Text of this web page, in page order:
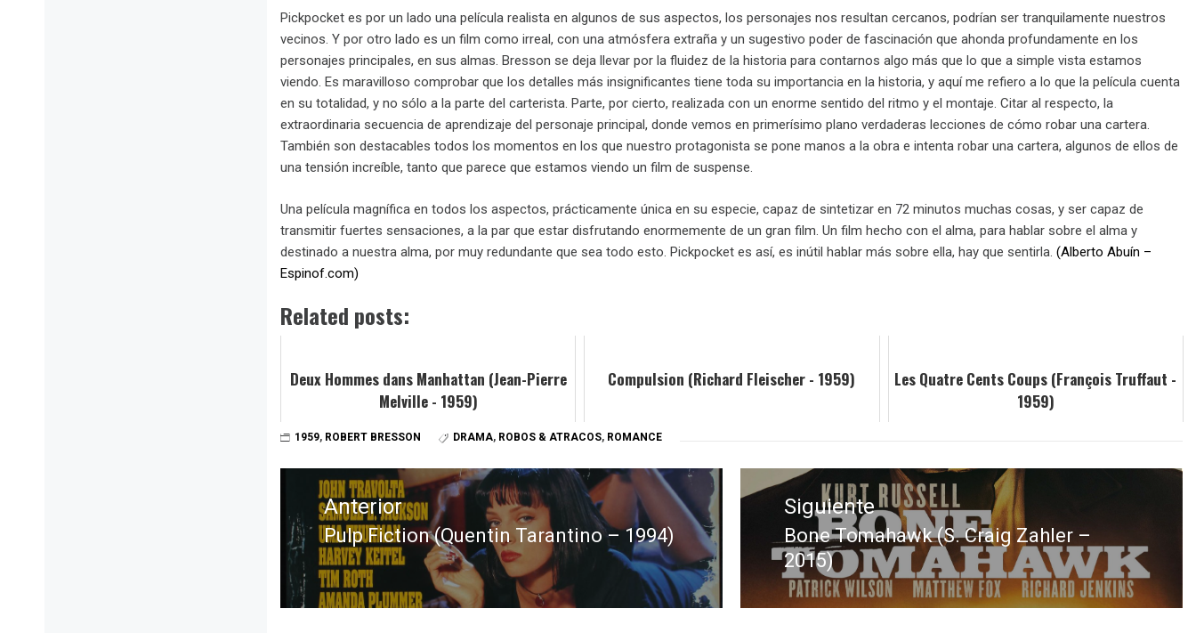
Pickpocket es por un lado una película realista en algunos de sus aspectos, los personajes nos resultan cercanos, podrían ser tranquilamente nuestros
vecinos. Y por otro lado es un film como irreal, con una atmósfera extraña y un sugestivo poder de fascinación que ahonda profundamente en los
personajes principales, en sus almas. Bresson se deja llevar por la fluidez de la historia para contarnos algo más que lo que a simple vista estamos
viendo. Es maravilloso comprobar que los detalles más insignificantes tiene toda su importancia en la historia, y aquí me refiero a lo que la película cuenta
en su totalidad, y no sólo a la parte del carterista. Parte, por cierto, realizada con un enorme sentido del ritmo y el montaje. Citar al respecto, la
extraordinaria secuencia de aprendizaje del personaje principal, donde vemos en primerísimo plano verdaderas lecciones de cómo robar una cartera.
También son destacables todos los momentos en los que nuestro protagonista se pone manos a la obra e intenta robar una cartera, algunos de ellos de
una tensión increíble, tanto que parece que estamos viendo un film de suspense.
Una película magnífica en todos los aspectos, prácticamente única en su especie, capaz de sintetizar en 72 minutos muchas cosas, y ser capaz de
transmitir fuertes sensaciones, a la par que estar disfrutando enormemente de un gran film. Un film hecho con el alma, para hablar sobre el alma y
destinado a nuestra alma, por muy redundante que sea todo esto. Pickpocket es así, es inútil hablar más sobre ella, hay que sentirla. (Alberto Abuín –
Espinof.com)
Related posts:
Deux Hommes dans Manhattan (Jean-Pierre
Melville - 1959)
Compulsion (Richard Fleischer - 1959)
Les Quatre Cents Coups (François Truffaut -
1959)
1959, ROBERT BRESSON DRAMA, ROBOS & ATRACOS, ROMANCE
Navegación
entradas
Anterior
Entrada
anterior:
Pulp Fiction (Quentin Tarantino – 1994)
Siguiente
Entrada
siguiente:
Bone Tomahawk (S. Craig Zahler –
2015)